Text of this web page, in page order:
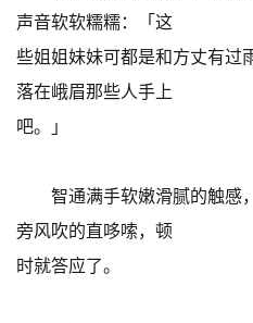
声音软软糯糯：「这
些姐姐妹妹可都是和方丈有
落在峨眉那些人手上
吧。」
智通满手软嫩滑腻的触感
旁风吹的直哆嗦，顿
时就答应了。